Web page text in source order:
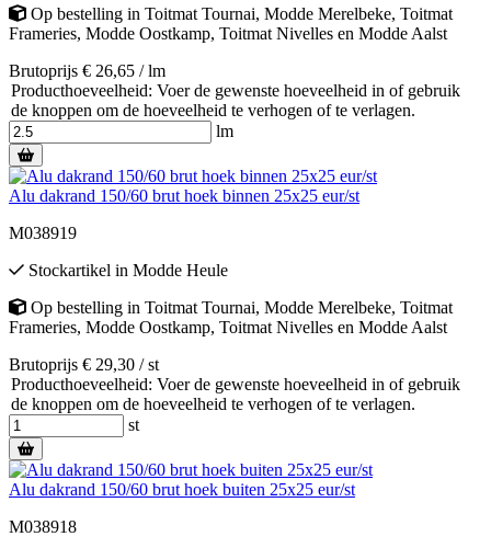
Op bestelling in Toitmat Tournai, Modde Merelbeke, Toitmat
Frameries, Modde Oostkamp, Toitmat Nivelles en Modde Aalst
Brutoprijs € 26,65 / lm
Producthoeveelheid: Voer de gewenste hoeveelheid in of gebruik
de knoppen om de hoeveelheid te verhogen of te verlagen.
lm
Alu dakrand 150/60 brut hoek binnen 25x25 eur/st
M038919
Stockartikel in Modde Heule
Op bestelling in Toitmat Tournai, Modde Merelbeke, Toitmat
Frameries, Modde Oostkamp, Toitmat Nivelles en Modde Aalst
Brutoprijs € 29,30 / st
Producthoeveelheid: Voer de gewenste hoeveelheid in of gebruik
de knoppen om de hoeveelheid te verhogen of te verlagen.
st
Alu dakrand 150/60 brut hoek buiten 25x25 eur/st
M038918